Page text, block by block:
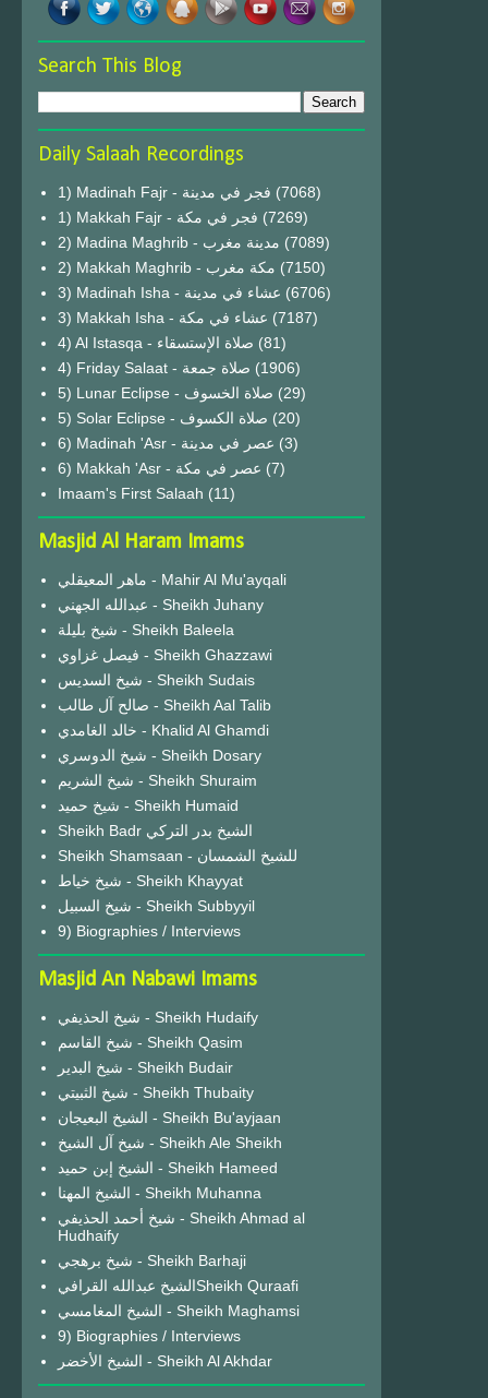
Search This Blog
Daily Salaah Recordings
1) Madinah Fajr - فجر في مدينة (7068)
1) Makkah Fajr - فجر في مكة (7269)
2) Madina Maghrib - مدينة مغرب (7089)
2) Makkah Maghrib - مكة مغرب (7150)
3) Madinah Isha - عشاء في مدينة (6706)
3) Makkah Isha - عشاء في مكة (7187)
4) Al Istasqa - صلاة الإستسقاء (81)
4) Friday Salaat - صلاة جمعة (1906)
5) Lunar Eclipse - صلاة الخسوف (29)
(20)
6) Madinah 'Asr - عصر في مدينة (3)
6) Makkah 'Asr - عصر في مكة (7)
Imaam's First Salaah (11)
Masjid Al Haram Imams
ماهر المعيقلي - Mahir Al Mu'ayqali
عبدالله الجهني - Sheikh Juhany
شيخ بليلة - Sheikh Baleela
فيصل غزاوي - Sheikh Ghazzawi
شيخ السديس - Sheikh Sudais
صالح آل طالب - Sheikh Aal Talib
خالد الغامدي - Khalid Al Ghamdi
شيخ الدوسري - Sheikh Dosary
شيخ الشريم - Sheikh Shuraim
شيخ حميد - Sheikh Humaid
Sheikh Badr الشيخ بدر التركي
Sheikh Shamsaan - للشيخ الشمسان
شيخ خياط - Sheikh Khayyat
شيخ السبيل - Sheikh Subbyyil
9) Biographies / Interviews
Masjid An Nabawi Imams
شيخ الحذيفي - Sheikh Hudaify
شيخ القاسم - Sheikh Qasim
شيخ البدير - Sheikh Budair
شيخ الثبيتي - Sheikh Thubaity
الشيخ البعيجان - Sheikh Bu'ayjaan
شيخ آل الشيخ - Sheikh Ale Sheikh
الشيخ إبن حميد - Sheikh Hameed
الشيخ المهنا - Sheikh Muhanna
شيخ أحمد الحذيفي - Sheikh Ahmad al
Hudhaify
شيخ برهجي - Sheikh Barhaji
الشيخ عبدالله القرافيSheikh Quraafi
الشيخ المغامسي - Sheikh Maghamsi
9) Biographies / Interviews
الشيخ الأخضر - Sheikh Al Akhdar